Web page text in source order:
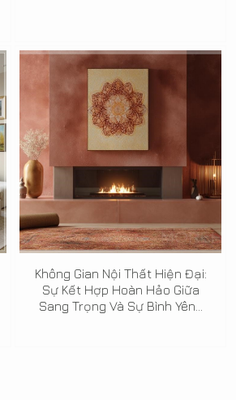
Không Gian Nội Thất Hiện Đại:
Sự Kết Hợp Hoàn Hảo Giữa
Sang Trọng Và Sự Bình Yên...